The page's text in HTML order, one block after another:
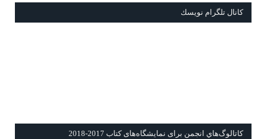
كانال تلگرام نويسك
كاتالوگ‌هاي انجمن برای نمايشگاه‌های كتاب 2017-2018